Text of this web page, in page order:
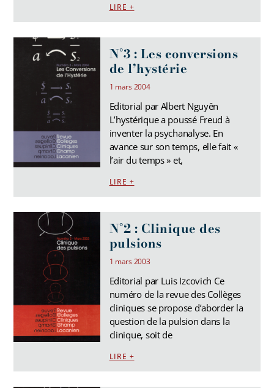
LIRE +
N°3 : Les conversions
de l’hystérie
1 mars 2004
Editorial par Albert Nguyên
L’hystérique a poussé Freud à
inventer la psychanalyse. En
avance sur son temps, elle fait «
l’air du temps » et,
LIRE +
N°2 : Clinique des
pulsions
1 mars 2003
Editorial par Luis Izcovich Ce
numéro de la revue des Collèges
cliniques se propose d’aborder la
question de la pulsion dans la
clinique, soit de
LIRE +